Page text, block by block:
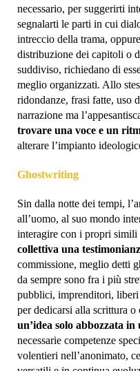
necessario, per suggerirti
segnalarti le parti in cui
intreccio della trama,
distribuzione dei capitoli o
suddiviso, richiedano di
meglio organizzati. Allo
ridondanze, frasi fatte, uso
narrazione ma
trovare una voce e un
alterare l’impianto
Ghostwriting
Sin dalla notte dei tempi,
all’uomo, al suo mondo
interagire con i propri simili
collettiva una
commissione, meglio detti
da sempre sono fra i più
pubblici, imprenditori,
per dedicarsi alla scrittura
un’idea solo abbozzata
necessarie competenze
volentieri nell’anonimato,